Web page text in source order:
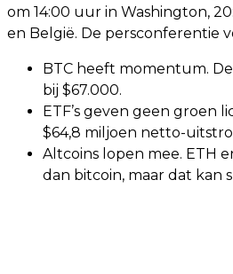
om 14:00 uur in Washington,
en België. De persconferentie
BTC heeft momentum.
bij $67.000.
ETF’s geven geen groen
$64,8 miljoen netto-
Altcoins lopen mee. ETH
dan bitcoin, maar dat kan